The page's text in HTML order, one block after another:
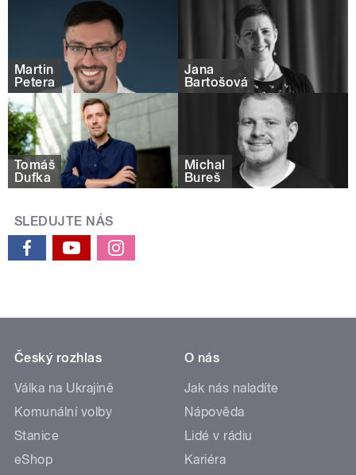
Martin
Petera
Jana
Bartošová
Tomáš
Dufka
Michal
Bureš
SLEDUJTE NÁS
Český rozhlas
Válka na Ukrajině
Komunální volby
Stanice
eShop
O nás
Jak nás naladíte
Nápověda
Lidé v rádiu
Kariéra